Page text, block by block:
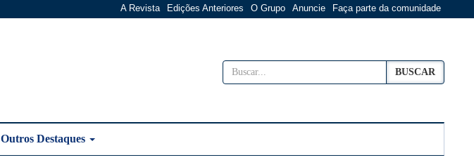
A Revista Edições Anteriores O Grupo Anuncie Faça parte da comunidade
BUSCAR
Outros Destaques